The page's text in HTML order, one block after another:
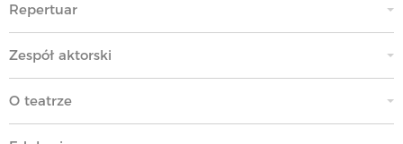
Repertuar
Zespół aktorski
O teatrze